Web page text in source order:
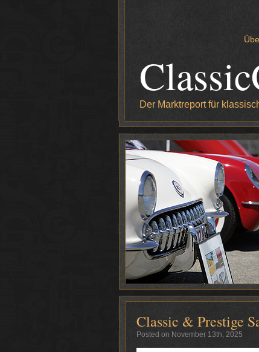
Der Marktreport für
Classic & Prestige
Posted on November 13th, 2025